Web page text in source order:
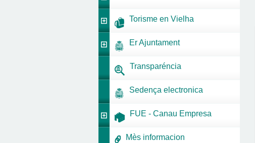
Torisme en Vielha
Er Ajuntament
Transparéncia
Sedença electronica
FUE - Canau Empresa
Mès informacion